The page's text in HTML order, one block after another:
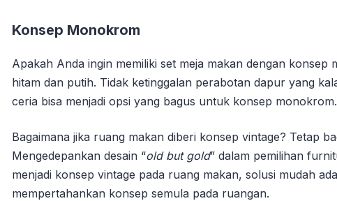
Konsep Monokrom
Apakah Anda ingin memiliki set meja makan dengan
hitam dan putih. Tidak ketinggalan perabotan dapur yang
ceria bisa menjadi opsi yang bagus untuk konsep monokrom.
Bagaimana jika ruang makan diberi konsep vintage? Tetap
Mengedepankan desain “old but gold” dalam pemilihan
menjadi konsep vintage pada ruang makan, solusi mudah
mempertahankan konsep semula pada ruangan.